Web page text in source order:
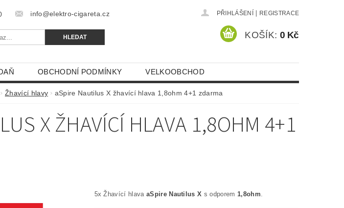
info@elektro-cigareta.cz PŘIHLÁŠENÍ REGISTRACE
KOŠÍK: 0 Kč
OBCHODNÍ PODMÍNKY VELKOOBCHOD
Žhavící hlavy aSpire Nautilus X žhavící hlava 1,8ohm 4+1 zdarma
X ŽHAVÍCÍ HLAVA 1,8OHM 4+1
5x Žhavící hlava aSpire Nautilus X s odporem 1,8ohm.